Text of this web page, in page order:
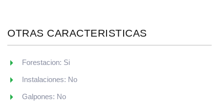
OTRAS CARACTERISTICAS
Forestacion: Si
Instalaciones: No
Galpones: No